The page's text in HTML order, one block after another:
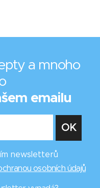
a mnoho
emailu
newsletterů
osobních údajů